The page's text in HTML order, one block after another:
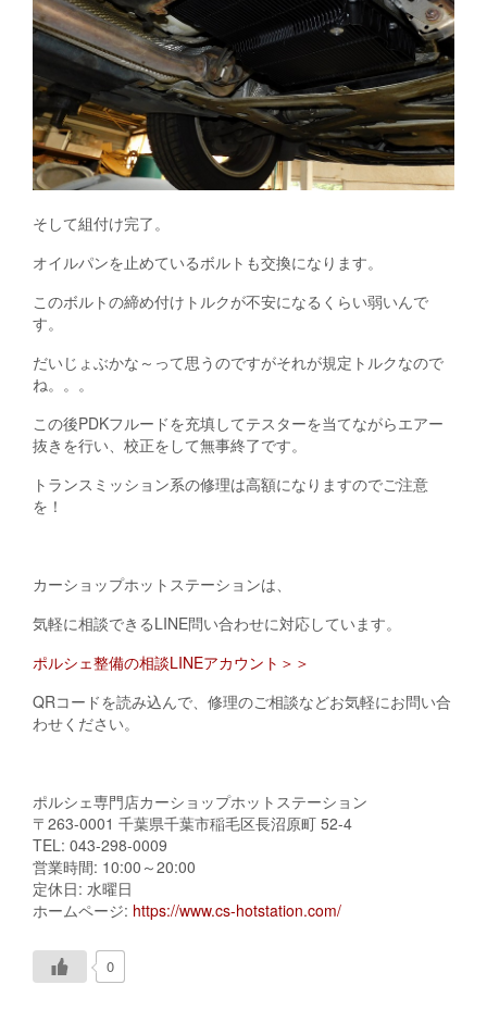
そして組付け完了。
オイルパンを止めているボルトも交換になります。
このボルトの締め付けトルクが不安になるくらい弱いんで
す。
だいじょぶかな～って思うのですがそれが規定トルクなので
ね。。。
この後PDKフルードを充填してテスターを当てながらエアー
抜きを行い、校正をして無事終了です。
トランスミッション系の修理は高額になりますのでご注意
を！
カーショップホットステーションは、
気軽に相談できるLINE問い合わせに対応しています。
ポルシェ整備の相談LINEアカウント＞＞
QRコードを読み込んで、修理のご相談などお気軽にお問い合
わせください。
ポルシェ専門店カーショップホットステーション
〒263-0001 千葉県千葉市稲毛区長沼原町 52-4
TEL: 043-298-0009
営業時間: 10:00～20:00
定休日: 水曜日
ホームページ: https://www.cs-hotstation.com/
0